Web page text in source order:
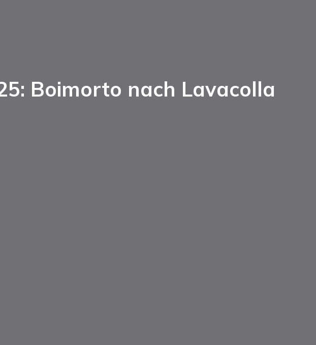
Boimorto nach Lavacolla